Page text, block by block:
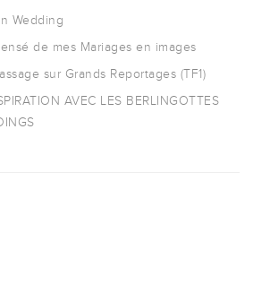
Wedding
de mes Mariages en images
sur Grands Reportages (TF1)
AVEC LES BERLINGOTTES